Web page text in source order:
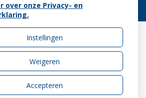
Zorg Online|Beheer
Cookie-instellingen Voorwaarden
over onze Privacy- en
Instellingen
Weigeren
Accepteren